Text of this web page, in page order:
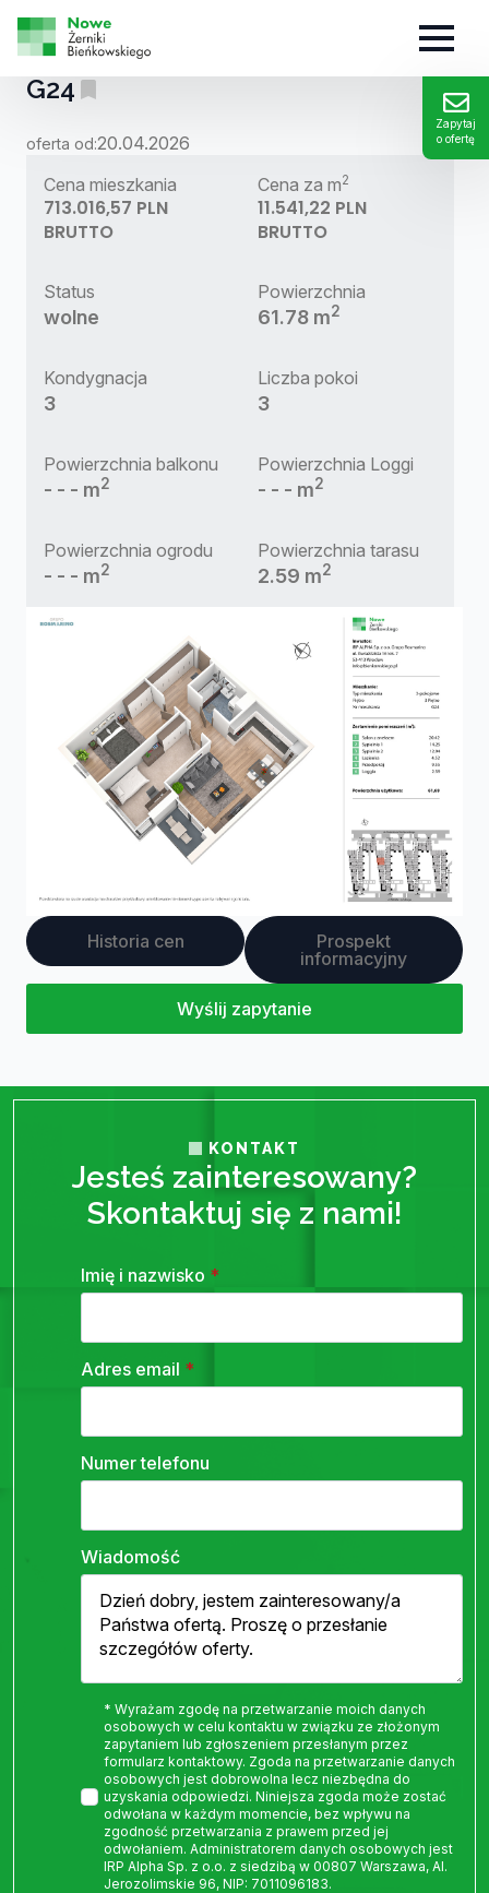
Zapytaj
o ofertę
MIESZKANIE:
G24
oferta od:20.04.2026
Cena mieszkania
713.016,57 PLN
BRUTTO
Cena za m2
11.541,22 PLN
BRUTTO
Status
wolne
Powierzchnia
61.78 m2
Kondygnacja
3
Liczba pokoi
3
Powierzchnia balkonu
- - - m2
Powierzchnia Loggi
- - - m2
Powierzchnia ogrodu
- - - m2
Powierzchnia tarasu
2.59 m2
Historia cen
Prospekt
informacyjny
Wyślij zapytanie
KONTAKT
Jesteś zainteresowany?
Skontaktuj się z nami!
Imię i nazwisko *
Adres email *
Numer telefonu
Wiadomość
* Wyrażam zgodę na przetwarzanie moich danych
osobowych w celu kontaktu w związku ze złożonym
zapytaniem lub zgłoszeniem przesłanym przez
formularz kontaktowy. Zgoda na przetwarzanie danych
osobowych jest dobrowolna lecz niezbędna do
uzyskania odpowiedzi. Niniejsza zgoda może zostać
odwołana w każdym momencie, bez wpływu na
zgodność przetwarzania z prawem przed jej
odwołaniem. Administratorem danych osobowych jest
IRP Alpha Sp. z o.o. z siedzibą w 00807 Warszawa, Al.
Jerozolimskie 96, NIP: 7011096183.